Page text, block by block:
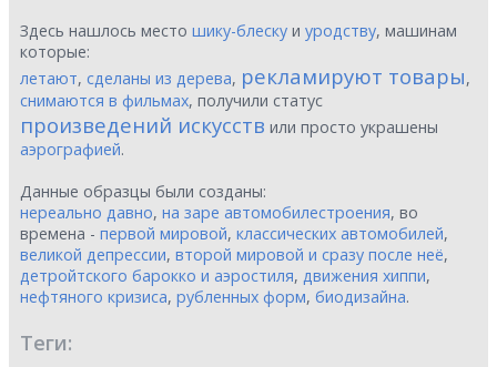
Здесь нашлось место шику-блеску и уродству, машинам
которые:
летают, сделаны из дерева, рекламируют товары,
снимаются в фильмах, получили статус
произведений искусств или просто украшены
аэрографией.
Данные образцы были созданы:
нереально давно, на заре автомобилестроения, во
времена - первой мировой, классических автомобилей,
великой депрессии, второй мировой и сразу после неё,
детройтского барокко и аэростиля, движения хиппи,
нефтяного кризиса, рубленных форм, биодизайна.
Теги: